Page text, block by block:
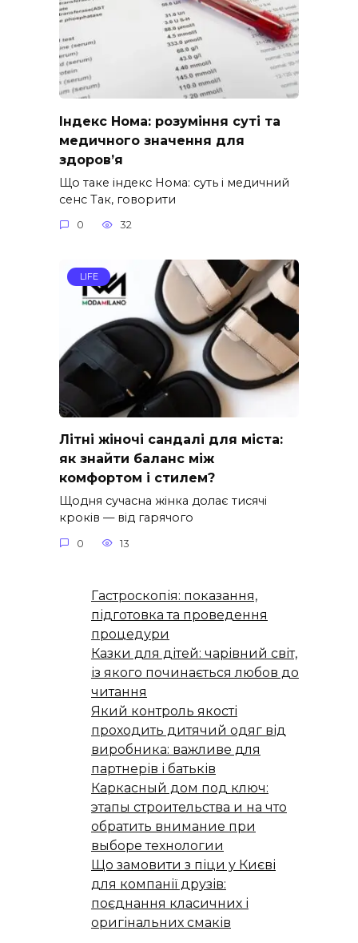
Індекс Нома: розуміння суті та
медичного значення для
здоров’я
Що таке індекс Нома: суть і медичний
сенс Так, говорити
0 32
LIFE
Літні жіночі сандалі для міста:
як знайти баланс між
комфортом і стилем?
Щодня сучасна жінка долає тисячі
кроків — від гарячого
0 13
Гастроскопія: показання,
підготовка та проведення
процедури
Казки для дітей: чарівний світ,
із якого починається любов до
читання
Який контроль якості
проходить дитячий одяг від
виробника: важливе для
партнерів і батьків
Каркасный дом под ключ:
этапы строительства и на что
обратить внимание при
выборе технологии
Що замовити з піци у Києві
для компанії друзів:
поєднання класичних і
оригінальних смаків